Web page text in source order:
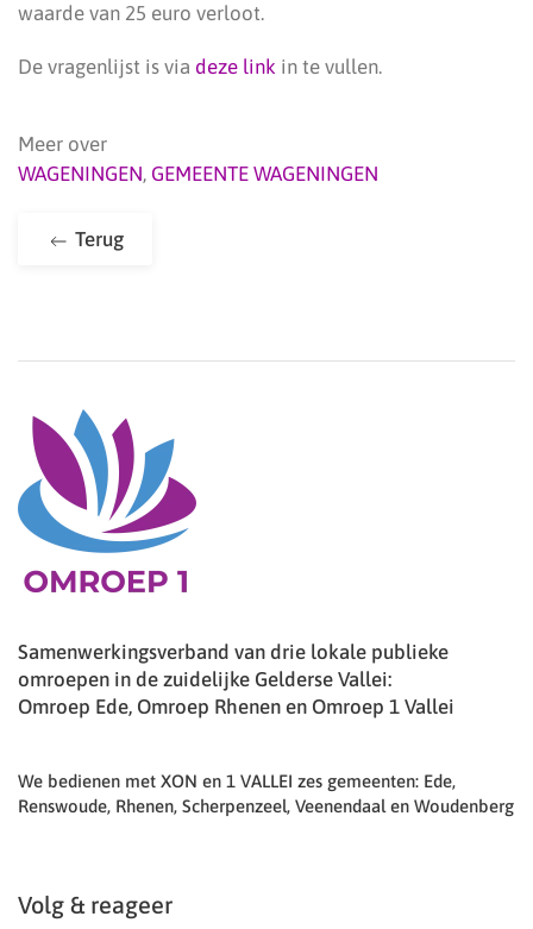
waarde van 25 euro verloot.
De vragenlijst is via deze link in te vullen.
Meer over
WAGENINGEN, GEMEENTE WAGENINGEN
Terug
Samenwerkingsverband van drie lokale publieke
omroepen in de zuidelijke Gelderse Vallei:
Omroep Ede, Omroep Rhenen en Omroep 1 Vallei
We bedienen met XON en 1 VALLEI zes gemeenten: Ede,
Renswoude, Rhenen, Scherpenzeel, Veenendaal en Woudenberg
Volg & reageer